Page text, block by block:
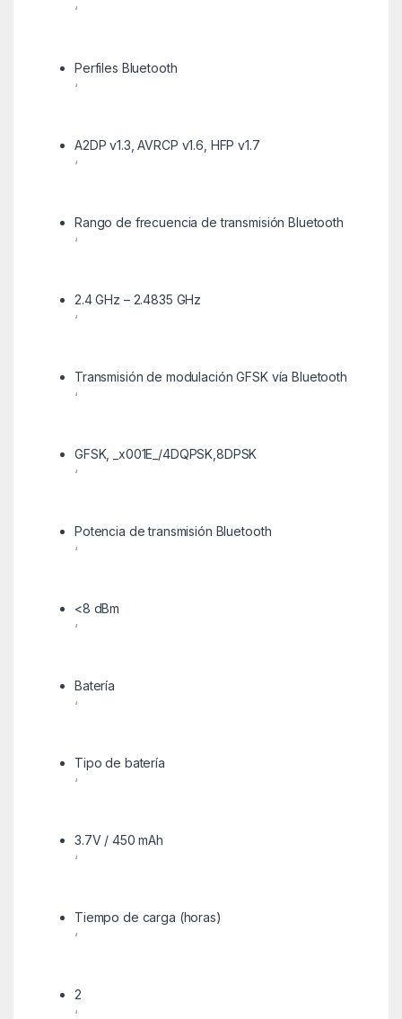
‘
Perfiles Bluetooth
‘
A2DP v1.3, AVRCP v1.6, HFP v1.7
‘
Rango de frecuencia de transmisión Bluetooth
‘
2.4 GHz – 2.4835 GHz
‘
Transmisión de modulación GFSK vía Bluetooth
‘
GFSK, _x001E_/4DQPSK,8DPSK
‘
Potencia de transmisión Bluetooth
‘
<8 dBm
‘
Batería
‘
Tipo de batería
‘
3.7V / 450 mAh
‘
Tiempo de carga (horas)
‘
2
‘